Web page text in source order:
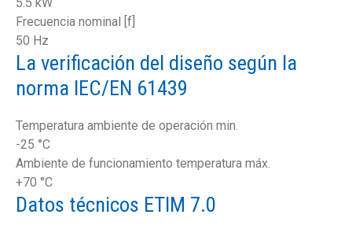
Frecuencia nominal [f]
50 Hz
La verificación del diseño según la
norma IEC/EN 61439
Temperatura ambiente de operación min.
-25 °C
Ambiente de funcionamiento temperatura máx.
+70 °C
Datos técnicos ETIM 7.0